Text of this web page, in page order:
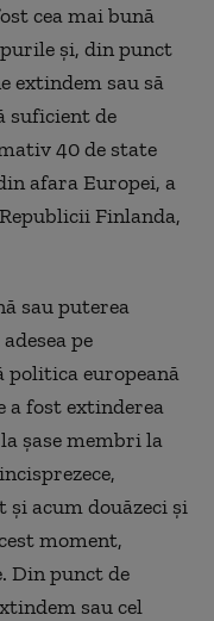
cea mai bună
şi, din punct
extindem sau să
suficient de
40 de state
afara Europei, a
Finlanda,
sau puterea
pe
politica europeană
a fost extinderea
şase membri la
şi acum douăzeci şi
moment,
Din punct de
sau cel